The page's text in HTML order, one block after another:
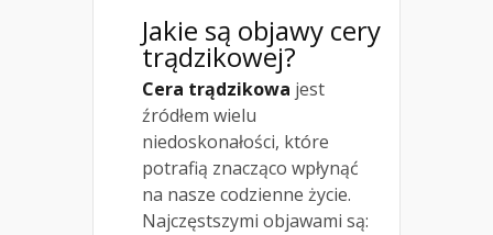
Jakie są objawy cery
trądzikowej?
Cera trądzikowa jest
źródłem wielu
niedoskonałości, które
potrafią znacząco wpłynąć
na nasze codzienne życie.
Najczęstszymi objawami są: